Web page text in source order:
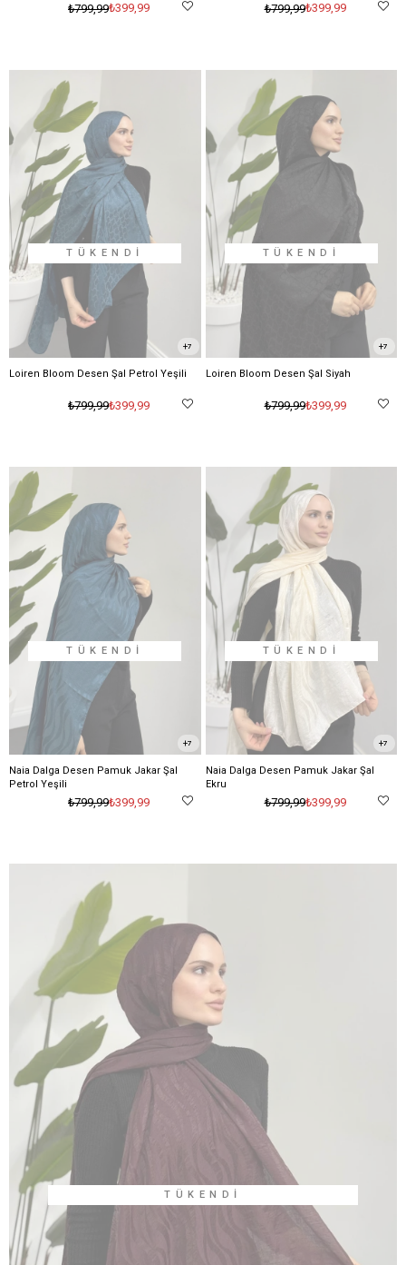
₺399,99
₺799,99 ₺399,99
₺799,99
TÜKENDI
Loiren Bloom Desen Şal Petrol Yeşili
₺399,99
₺799,99
7
TÜKENDI
Loiren Bloom Desen Şal Siyah
₺399,99
₺799,99
7
TÜKENDI
Naia Dalga Desen Pamuk Jakar Şal
Petrol Yeşili
₺399,99
₺799,99
7
TÜKENDI
Naia Dalga Desen Pamuk Jakar Şal
Ekru
₺399,99
₺799,99
7
TÜKENDI